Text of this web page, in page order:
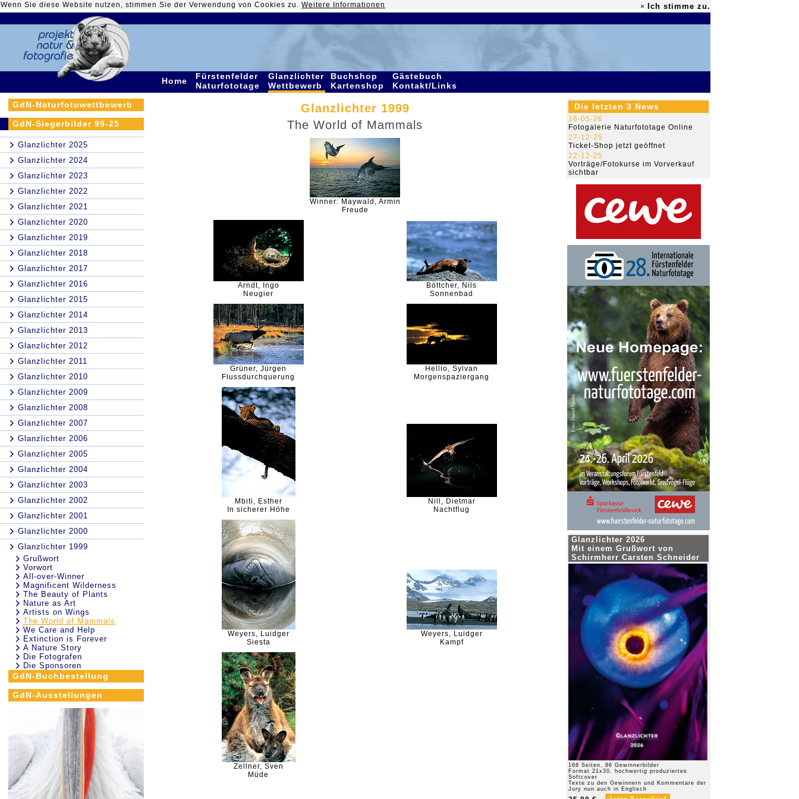
Wenn Sie diese Website nutzen, stimmen Sie der Verwendung von Cookies zu. Weitere Informationen × Ich stimme zu.
Home
Fürstenfelder
Naturfototage
Glanzlichter
Wettbewerb
Buchshop
Kartenshop
Gästebuch
Kontakt/Links
GdN-Naturfotowettbewerb
GdN-Siegerbilder 99-25
Glanzlichter 2025
Glanzlichter 2024
Glanzlichter 2023
Glanzlichter 2022
Glanzlichter 2021
Glanzlichter 2020
Glanzlichter 2019
Glanzlichter 2018
Glanzlichter 2017
Glanzlichter 2016
Glanzlichter 2015
Glanzlichter 2014
Glanzlichter 2013
Glanzlichter 2012
Glanzlichter 2011
Glanzlichter 2010
Glanzlichter 2009
Glanzlichter 2008
Glanzlichter 2007
Glanzlichter 2006
Glanzlichter 2005
Glanzlichter 2004
Glanzlichter 2003
Glanzlichter 2002
Glanzlichter 2001
Glanzlichter 2000
Glanzlichter 1999
Grußwort
Vorwort
All-over-Winner
Magnificent Wilderness
The Beauty of Plants
Nature as Art
Artists on Wings
The World of Mammals
We Care and Help
Extinction is Forever
A Nature Story
Die Fotografen
Die Sponsoren
GdN-Buchbestellung
GdN-Ausstellungen
Glanzlichter 1999
The World of Mammals
Winner: Maywald, Armin
Freude
Arndt, Ingo
Neugier
Böttcher, Nils
Sonnenbad
Grüner, Jürgen
Flussdurchquerung
Hellio, Sylvan
Morgenspaziergang
Mbiti, Esther
In sicherer Höhe
Nill, Dietmar
Nachtflug
Weyers, Luidger
Siesta
Weyers, Luidger
Kampf
Zellner, Sven
Müde
Die letzten 3 News
16-05-26
Fotogalerie Naturfototage Online
27-12-25
Ticket-Shop jetzt geöffnet
22-12-25
Vorträge/Fotokurse im Vorverkauf
sichtbar
Glanzlichter 2026
Mit einem Grußwort von
Schirmherr Carsten Schneider
168 Seiten, 86 Gewinnerbilder
Format 21x30, hochwertig produziertes
Softcover
Texte zu den Gewinnern und Kommentare der
Jury nun auch in Englisch